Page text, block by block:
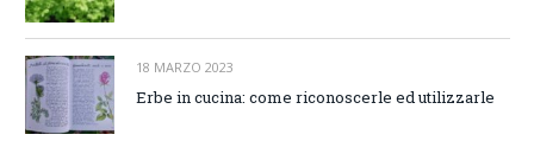
18 MARZO 2023
Erbe in cucina: come riconoscerle ed utilizzarle